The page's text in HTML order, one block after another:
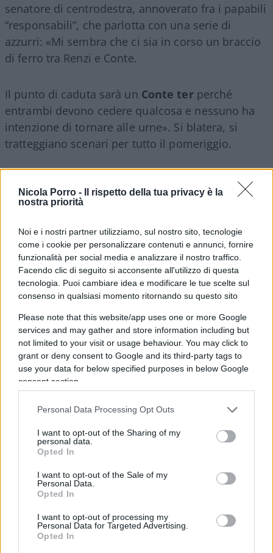
Nicola Porro -
Il rispetto della tua privacy è la
nostra priorità
Noi e i nostri partner utilizziamo, sul nostro sito, tecnologie
come i cookie per personalizzare contenuti e annunci, fornire
funzionalità per social media e analizzare il nostro traffico.
Facendo clic di seguito si acconsente all'utilizzo di questa
tecnologia. Puoi cambiare idea e modificare le tue scelte sul
consenso in qualsiasi momento ritornando su questo sito
Please note that this website/app uses one or more Google
services and may gather and store information including but
not limited to your visit or usage behaviour. You may click to
grant or deny consent to Google and its third-party tags to
use your data for below specified purposes in below Google
consent section.
Personal Data Processing Opt Outs
I want to opt-out of the Sharing of my
personal data.
Opted In
I want to opt-out of the Sale of my
Personal Data.
Opted In
I want to opt-out of processing my
Personal Data for Targeted Advertising.
Opted In
senatore di centrodestra, annoverato fra i papabili
“responsabili”, che parlotta con una serie di
azzurri: «Mi sembra che ci sia in corso un braccio
di ferro tra Renzi e Conte.
Il punto di caduta sarà un Conte terperché
entrambi devono cedere qualcosa e nessuno ha
intenzione di tornare alle urne». Si blatera, si
tratteggiano scenari per tutto il pomeriggio.
A un certo punto ecco i democristiani, che ancora
operazione “responsabili”. Clemente Mastella,
Gianfranco Rotondi, Bruno Tabacci, insomma i tre
moschettieri di Piazza del Gesù, si muovono con
sobrietà diccì per far nascere un gruppo di
contiani in Parlamento.
«I responsabili scattano perché ci sono ragioni
politiche e soprattutto perché c’è il tentativo di
tenere in piedi di legislatura. Ci ricordiamo che si
andrà a votare con un terzo dei parlamentari?».
istituzionale: «Draghi? È lì immobile, ma perché si
deve bruciare adesso?».
Insomma, come finirà? Grande caos al Bar Sport.
Con una quasi certezza: «O Conte prende sul serio
le richieste di Renzi oppure Matteo lascerà il
governo e lo appoggerà dall’esterno. Così pian